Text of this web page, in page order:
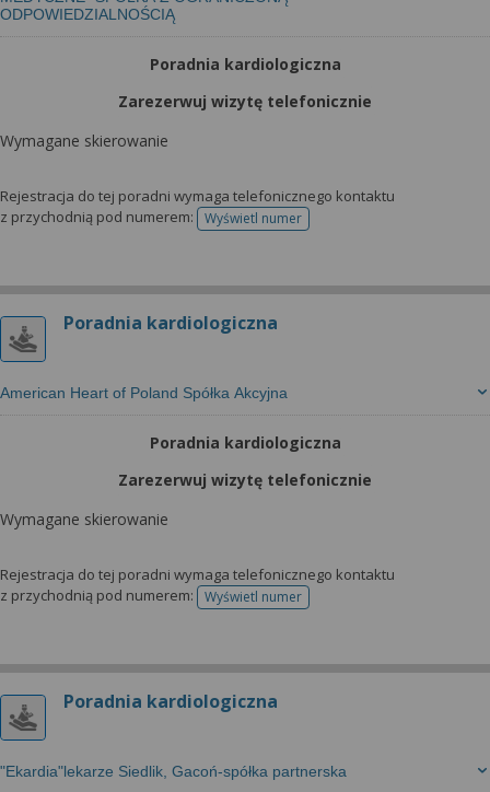
ODPOWIEDZIALNOŚCIĄ
Poradnia kardiologiczna
Zarezerwuj wizytę telefonicznie
Wymagane skierowanie
Rejestracja do tej poradni wymaga telefonicznego kontaktu
z przychodnią pod numerem:
Wyświetl numertelefonu do rejestracji
Poradnia kardiologiczna
American Heart of Poland Spółka Akcyjna
Poradnia kardiologiczna
Zarezerwuj wizytę telefonicznie
Wymagane skierowanie
Rejestracja do tej poradni wymaga telefonicznego kontaktu
z przychodnią pod numerem:
Wyświetl numertelefonu do rejestracji
Poradnia kardiologiczna
"Ekardia"lekarze Siedlik, Gacoń-spółka partnerska
możesz też wycofać zgodę na przetwarzanie Twoich
danych tylko w niektórych celach. Jeżeli chcesz
dowiedzieć się więcej lub chcesz przeprowadzić
konfigurację szczegółową, to możesz tego dokonać
za pomocą „Ustawień zaawansowanych”.
narzędzi zewnętrznych w naszym serwisie
znajdziesz w Regulaminie Serwisu.